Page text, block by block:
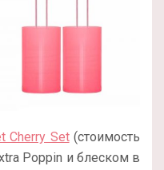
Cherry Set(стоимость
Poppin и блеском в